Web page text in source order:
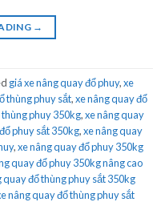
→
giá xe nâng quay đổ phuy,xe
thùng phuy sắt,xe nâng quay đổ
phuy 350kg,xe nâng quay
phuy sắt 350kg,xe nâng quay
,xe nâng quay đổ phuy 350kg
quay đổ phuy 350kg nâng cao
quay đổ thùng phuy sắt 350kg
nâng quay đổ thùng phuy sắt